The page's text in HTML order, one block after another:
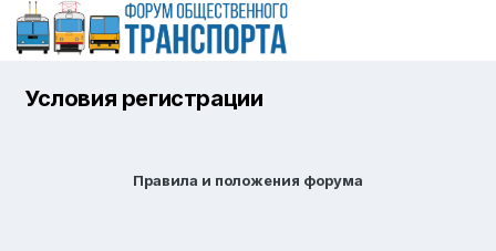
Условия регистрации
Правила и положения форума